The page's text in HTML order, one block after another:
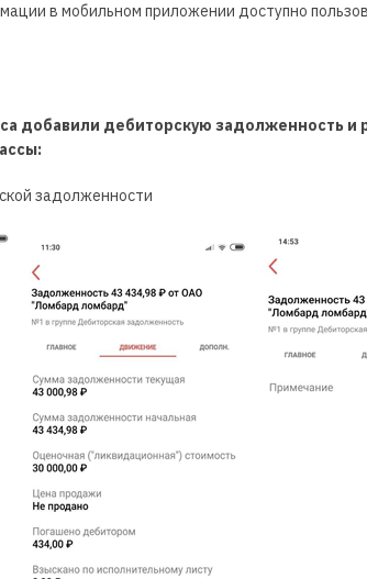
в мобильном приложении доступно
добавили дебиторскую задолженность
задолженности